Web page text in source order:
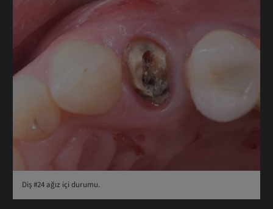
Diş #24 ağız içi durumu.